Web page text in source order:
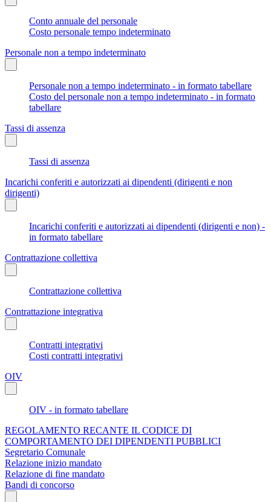
Conto annuale del personale
Costo personale tempo indeterminato
Personale non a tempo indeterminato
Personale non a tempo indeterminato - in formato tabellare
Costo del personale non a tempo indeterminato - in formato
tabellare
Tassi di assenza
Tassi di assenza
Incarichi conferiti e autorizzati ai dipendenti (dirigenti e non
dirigenti)
Incarichi conferiti e autorizzati ai dipendenti (dirigenti e non) -
in formato tabellare
Contrattazione collettiva
Contrattazione collettiva
Contrattazione integrativa
Contratti integrativi
Costi contratti integrativi
OIV
OIV - in formato tabellare
REGOLAMENTO RECANTE IL CODICE DI
COMPORTAMENTO DEI DIPENDENTI PUBBLICI
Segretario Comunale
Relazione inizio mandato
Relazione di fine mandato
Bandi di concorso